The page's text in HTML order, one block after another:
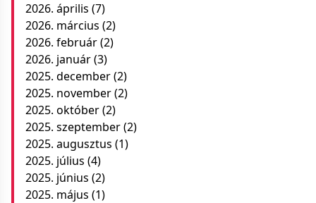
2026. április (7)
2026. március (2)
2026. február(2)
2026. január(3)
2025. december(2)
2025. november(2)
2025. október(2)
2025. szeptember(2)
2025. augusztus (1)
2025. július (4)
2025. június (2)
2025. május (1)